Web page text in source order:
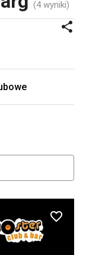
(4 wyniki)